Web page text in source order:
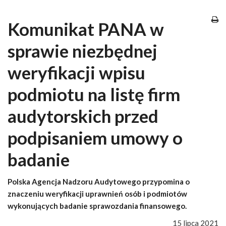
Komunikat PANA w
sprawie niezbędnej
weryfikacji wpisu
podmiotu na listę firm
audytorskich przed
podpisaniem umowy o
badanie
Polska Agencja Nadzoru Audytowego przypomina o
znaczeniu weryfikacji uprawnień osób i podmiotów
wykonujących badanie sprawozdania finansowego.
15 lipca 2021